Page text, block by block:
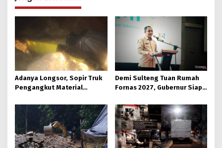
Adanya Longsor, Sopir Truk
Pengangkut Material
Korban
Demi Sulteng Tuan Rumah
Fornas 2027, Gubernur Siap